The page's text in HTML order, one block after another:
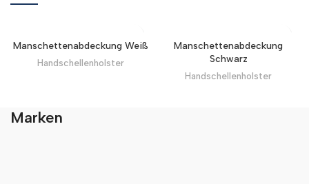
Manschettenabdeckung Weiß
Handschellenholster
Manschettenabdeckung
Schwarz
Handschellenholster
Marken